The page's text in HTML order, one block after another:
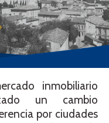
inmobiliario
un cambio
por ciudades